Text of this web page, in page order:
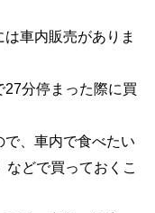
は車内販売がありま
27分停まった際に買
、車内で食べたい
どで買っておくこ